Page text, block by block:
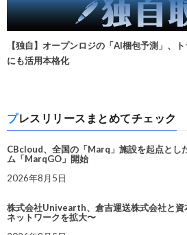
【独自】オープンロジの「AI梱包予測」、
にも活用本格化
プレスリリースまとめてチェック
CBcloud、全国の「Marq」施設を起点とし
ム「MarqGO」開始
2026年8月5日
株式会社Univearth、倉吉運送株式会社と資
ネットワークを拡大〜